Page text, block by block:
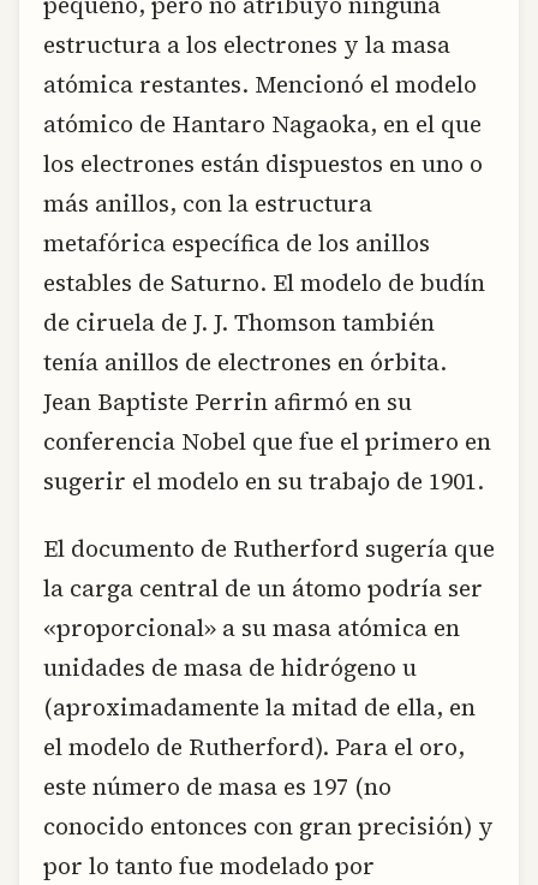
estructura a los electrones y la masa
atómica restantes. Mencionó el modelo
atómico de Hantaro Nagaoka, en el que
los electrones están dispuestos en uno o
más anillos, con la estructura
metafórica específica de los anillos
estables de Saturno. El modelo de budín
de ciruela de J. J. Thomson también
tenía anillos de electrones en órbita.
Jean Baptiste Perrin afirmó en su
conferencia Nobel que fue el primero en
sugerir el modelo en su trabajo de 1901.
El documento de Rutherford sugería que
la carga central de un átomo podría ser
«proporcional» a su masa atómica en
unidades de masa de hidrógeno u
(aproximadamente la mitad de ella, en
el modelo de Rutherford). Para el oro,
este número de masa es 197 (no
conocido entonces con gran precisión) y
por lo tanto fue modelado por